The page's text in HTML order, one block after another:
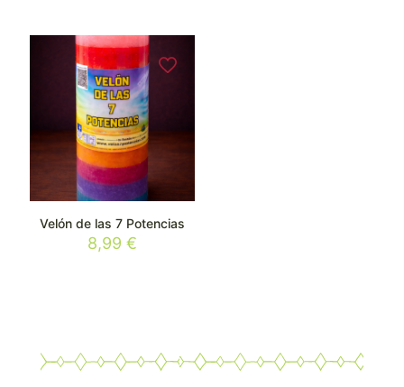
Velón de las 7 Potencias
8,99€